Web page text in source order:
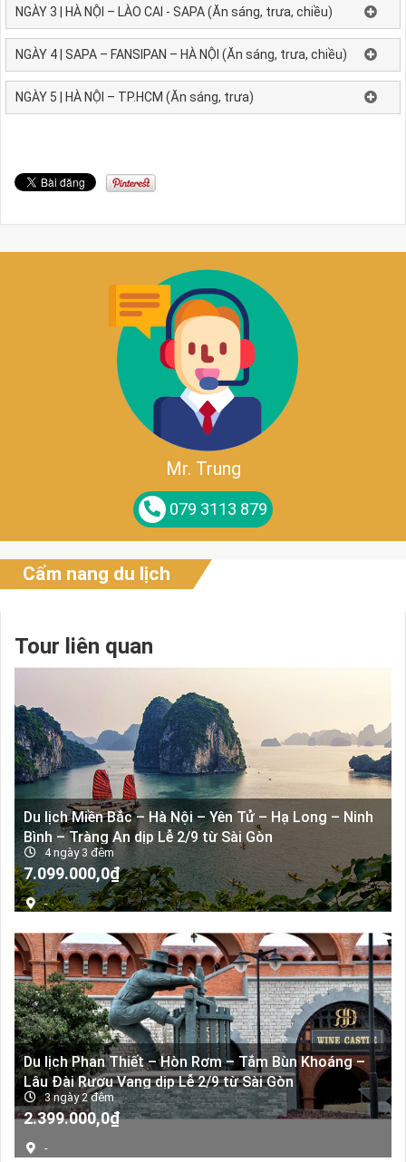
NGÀY 3 | HÀ NỘI – LÀO CAI - SAPA (Ăn sáng, trưa, chiều)
NGÀY 4 | SAPA – FANSIPAN – HÀ NỘI (Ăn sáng, trưa, chiều)
NGÀY 5 | HÀ NỘI – TP.HCM (Ăn sáng, trưa)
Mr. Trung
079 3113 879
Cẩm nang du lịch
Tour liên quan
Du lịch Miền Bắc – Hà Nội – Yên Tử – Hạ Long – Ninh
Bình – Tràng An dịp Lễ 2/9 từ Sài Gòn
4 ngày 3 đêm
Giá
gốc
là:
7.099.000,0₫Giá
hiện
tại
7.099.000,0₫.
-
Du lịch Phan Thiết – Hòn Rơm – Tắm Bùn Khoáng –
Lâu Đài Rượu Vang dịp Lễ 2/9 từ Sài Gòn
3 ngày 2 đêm
Giá
là:
2.399.000,0₫Giá
-